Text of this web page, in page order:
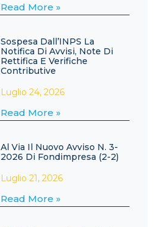
Read More »
Sospesa Dall’INPS La
Notifica Di Avvisi, Note Di
Rettifica E Verifiche
Contributive
Luglio 24, 2026
Read More »
Al Via Il Nuovo Avviso N. 3-
2026 Di Fondimpresa (2-2)
Luglio 21, 2026
Read More »